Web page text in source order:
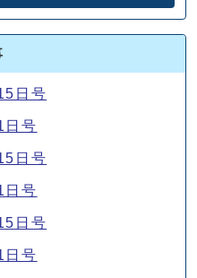
日号
日号
日号
日号
日号
日号